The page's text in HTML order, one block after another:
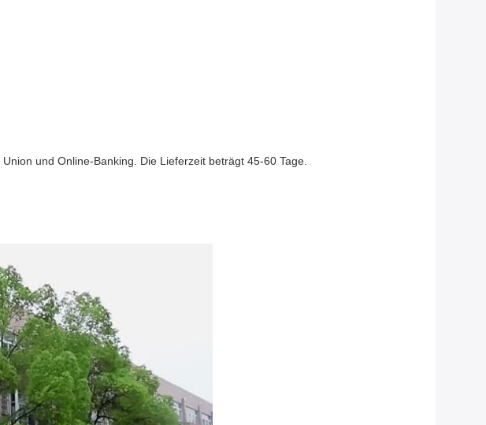
und Online-Banking. Die Lieferzeit beträgt 45-60 Tage.